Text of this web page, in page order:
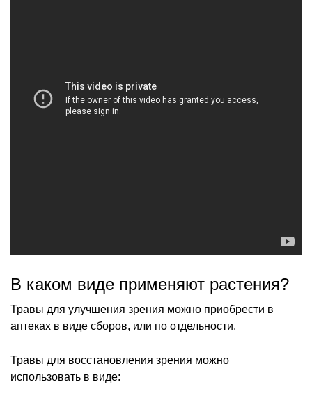
В каком виде применяют растения?
Травы для улучшения зрения можно приобрести в
аптеках в виде сборов, или по отдельности.
Травы для восстановления зрения можно
использовать в виде: